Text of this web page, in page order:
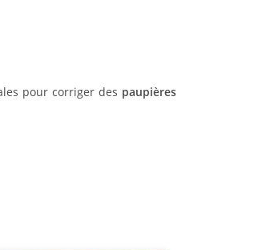
pour corriger des paupières